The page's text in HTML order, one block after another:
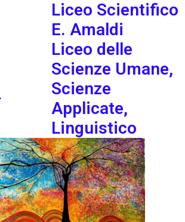
Liceo Scientifico
E. Amaldi
Liceo delle
Scienze Umane,
Scienze
Applicate,
Linguistico